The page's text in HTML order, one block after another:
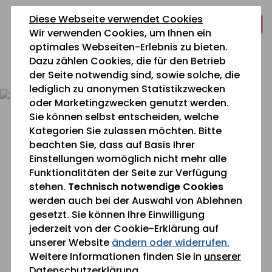
Diese Webseite verwendet Cookies
Wir verwenden Cookies, um Ihnen ein
optimales Webseiten-Erlebnis zu bieten.
Dazu zählen Cookies, die für den Betrieb
der Seite notwendig sind, sowie solche, die
lediglich zu anonymen Statistikzwecken
oder Marketingzwecken genutzt werden.
Sie können selbst entscheiden, welche
Kategorien Sie zulassen möchten. Bitte
beachten Sie, dass auf Basis Ihrer
Einstellungen womöglich nicht mehr alle
Funktionalitäten der Seite zur Verfügung
stehen. Technisch notwendige Cookies
werden auch bei der Auswahl von Ablehnen
gesetzt. Sie können Ihre Einwilligung
jederzeit von der Cookie-Erklärung auf
unserer Website ändern oder widerrufen.
Weitere Informationen finden Sie in unserer
zum
Inhalt
springen
zur
Navigation
springen
zum
Fußbereich
springen
0 26 42 40 60
Sie befinden sich gerade hier: